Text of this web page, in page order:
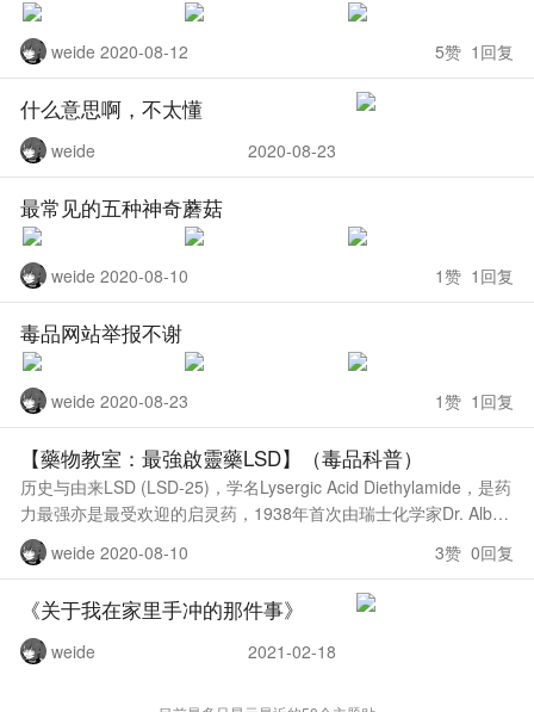
weide 2020-08-12 5赞 1回复
什么意思啊，不太懂
weide 2020-08-23
最常见的五种神奇蘑菇
weide 2020-08-10 1赞 1回复
毒品网站举报不谢
weide 2020-08-23 1赞 1回复
【藥物教室：最強啟靈藥LSD】（毒品科普）
历史与由来￼LSD (LSD-25)，学名Lysergic Acid Diethylamide，是药
力最强亦是最受欢迎的启灵药，1938年首次由瑞士化学家Dr. Albert
Hofmann从黑麦上的
weide 2020-08-10 3赞 0回复
《关于我在家里手冲的那件事》
weide 2021-02-18